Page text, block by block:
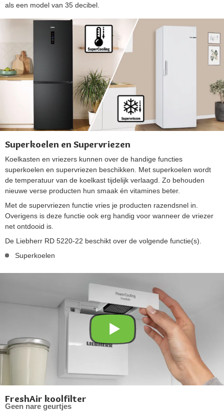
als een model van 35 decibel.
Superkoelen en Supervriezen
Koelkasten en vriezers kunnen over de handige functies
superkoelen en supervriezen beschikken. Met superkoelen wordt
de temperatuur van de koelkast tijdelijk verlaagd. Zo behouden
nieuwe verse producten hun smaak én vitamines beter.
Met de supervriezen functie vries je producten razendsnel in.
Overigens is deze functie ook erg handig voor wanneer de vriezer
net ontdooid is.
De Liebherr RD 5220-22 beschikt over de volgende functie(s).
Superkoelen
FreshAir koolfilter
Geen nare geurtjes